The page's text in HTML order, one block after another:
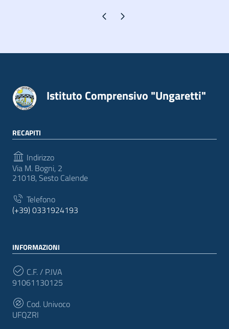
Pagina precedente
Pagina successiva
Istituto Comprensivo "Ungaretti"
RECAPITI
Indirizzo
Via M. Bogni, 2
21018, Sesto Calende
Telefono
(+39) 0331924193
INFORMAZIONI
C.F. / P.IVA
91061130125
Cod. Univoco
UFQZRI